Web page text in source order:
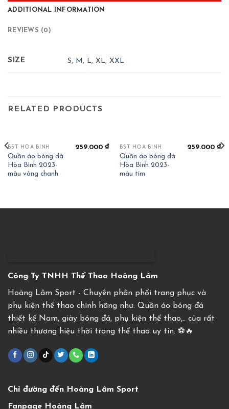
ADDITIONAL INFORMATION
REVIEWS (0)
SIZE S, M , L,XL,XXL
RELATED PRODUCTS
BST HOÀ BÌNH
Quần áo bóng đá
Hòa Bình 2023-
màu vàng chanh
259.000₫ BST HOÀ BÌNH
Quần áo bóng đá
Hòa Bình 2023-
màu tím
259.000₫
Công Ty TNHH Thể Thao Hoàng Lâm
Hoàng Lâm Sport - Chuyên phân phối trang phục và
phụ kiện thể thao chính hãng như: Quần áo bóng đá
thiết kế Nam, giày bóng đá, phụ kiện thể thao,.. của rất
nhiều thương hiệu thời trang thể thao uy tín. ⚽️🔥
Chỉ đường đến Hoàng Lâm Sport
Fanpage Hoàng Lâm